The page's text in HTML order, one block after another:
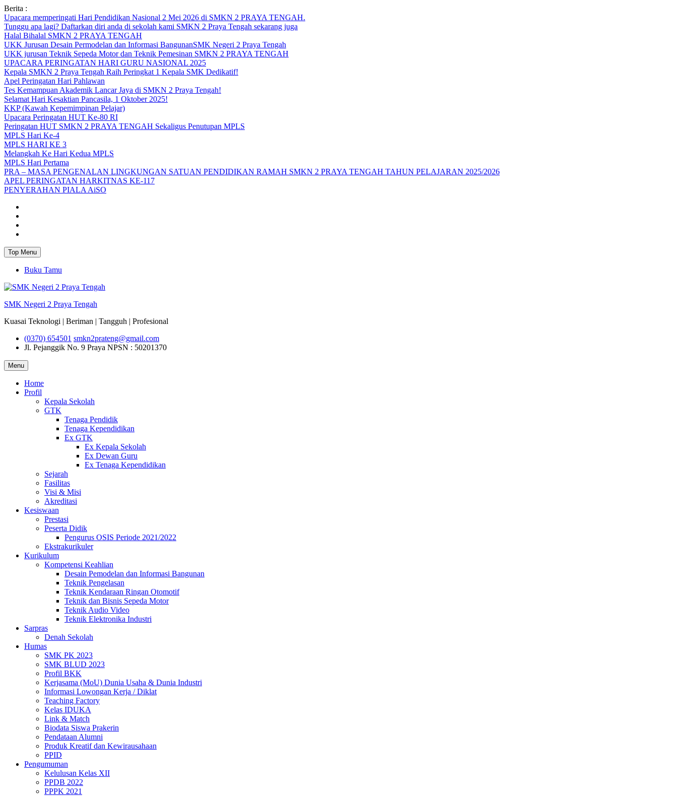
Skip
to
content
Berita :
Upacara memperingati Hari Pendidikan Nasional 2 Mei 2026 di SMKN 2 PRAYA TENGAH.
Tunggu apa lagi? Daftarkan diri anda di sekolah kami SMKN 2 Praya Tengah sekarang juga
Halal Bihalal SMKN 2 PRAYA TENGAH
UKK Jurusan Desain Permodelan dan Informasi BangunanSMK Negeri 2 Praya Tengah
UKK jurusan Teknik Sepeda Motor dan Teknik Pemesinan SMKN 2 PRAYA TENGAH
UPACARA PERINGATAN HARI GURU NASIONAL 2025
Kepala SMKN 2 Praya Tengah Raih Peringkat 1 Kepala SMK Dedikatif!
Apel Peringatan Hari Pahlawan
Tes Kemampuan Akademik Lancar Jaya di SMKN 2 Praya Tengah!
Selamat Hari Kesaktian Pancasila, 1 Oktober 2025!
KKP (Kawah Kepemimpinan Pelajar)
Upacara Peringatan HUT Ke-80 RI
Peringatan HUT SMKN 2 PRAYA TENGAH Sekaligus Penutupan MPLS
MPLS Hari Ke-4
MPLS HARI KE 3
Melangkah Ke Hari Kedua MPLS
MPLS Hari Pertama
PRA – MASA PENGENALAN LINGKUNGAN SATUAN PENDIDIKAN RAMAH SMKN 2 PRAYA TENGAH TAHUN PELAJARAN 2025/2026
APEL PERINGATAN HARKITNAS KE-117
PENYERAHAN PIALA AiSO
Top Menu
Buku Tamu
SMK Negeri 2 Praya Tengah
Kuasai Teknologi | Beriman | Tangguh | Profesional
(0370) 654501 smkn2prateng@gmail.com
Jl. Pejanggik No. 9 Praya NPSN : 50201370
Menu
Home
Profil
Kepala Sekolah
GTK
Tenaga Pendidik
Tenaga Kependidikan
Ex GTK
Ex Kepala Sekolah
Ex Dewan Guru
Ex Tenaga Kependidikan
Sejarah
Fasilitas
Visi & Misi
Akreditasi
Kesiswaan
Prestasi
Peserta Didik
Pengurus OSIS Periode 2021/2022
Ekstrakurikuler
Kurikulum
Kompetensi Keahlian
Desain Pemodelan dan Informasi Bangunan
Teknik Pengelasan
Teknik Kendaraan Ringan Otomotif
Teknik dan Bisnis Sepeda Motor
Teknik Audio Video
Teknik Elektronika Industri
Sarpras
Denah Sekolah
Humas
SMK PK 2023
SMK BLUD 2023
Profil BKK
Kerjasama (MoU) Dunia Usaha & Dunia Industri
Informasi Lowongan Kerja / Diklat
Teaching Factory
Kelas IDUKA
Link & Match
Biodata Siswa Prakerin
Pendataan Alumni
Produk Kreatif dan Kewirausahaan
PPID
Pengumuman
Kelulusan Kelas XII
PPDB 2022
PPPK 2021